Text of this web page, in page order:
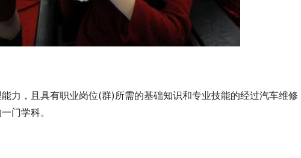
力，且具有职业岗位(群)所需的基础知识和专业技能的经过汽车维修
门学科。